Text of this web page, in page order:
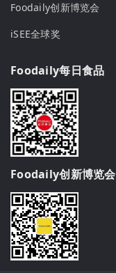
Foodaily创新博览会
iSEE全球奖
Foodaily每日食品
Foodaily创新博览会